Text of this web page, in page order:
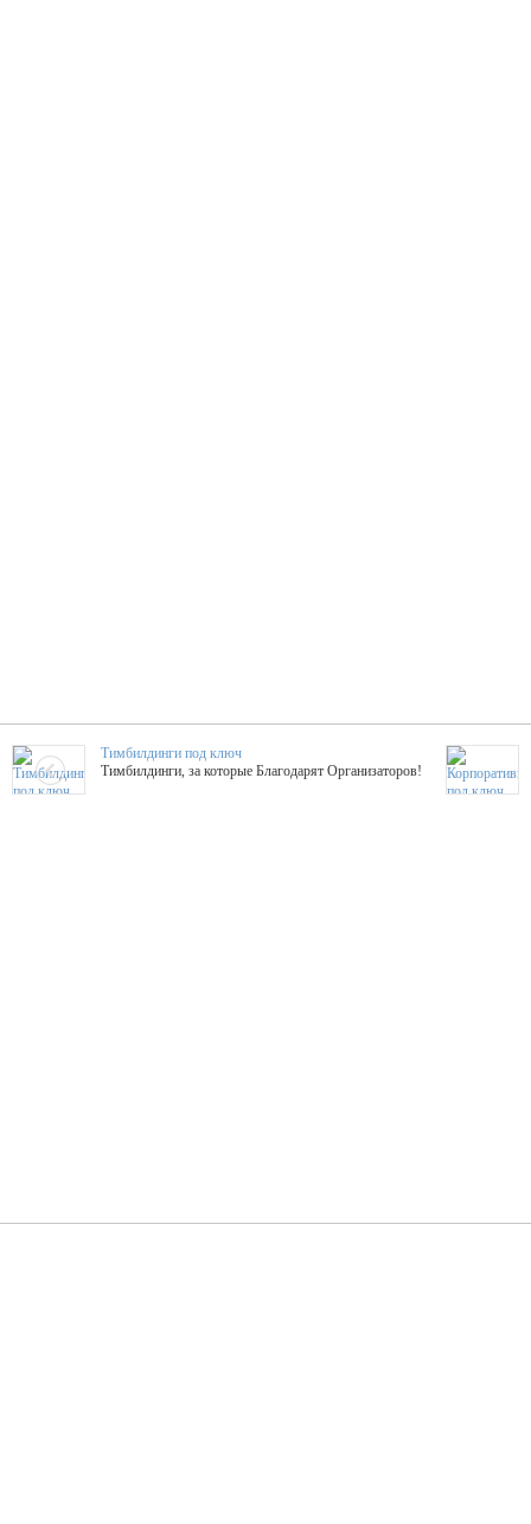
Тимбилдинги под ключ
Тимбилдинги, за которые Благодарят Организаторов!